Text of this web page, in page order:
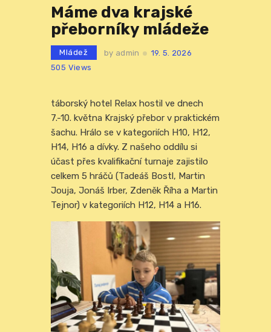
Máme dva krajské
přeborníky mládeže
Mládež by admin
19. 5. 2026
505 Views
táborský hotel Relax hostil ve dnech
7.-10. května Krajský přebor v praktickém
šachu. Hrálo se v kategoriích H10, H12,
H14, H16 a dívky. Z našeho oddílu si
účast přes kvalifikační turnaje zajistilo
celkem 5 hráčů (Tadeáš Bostl, Martin
Jouja, Jonáš Irber, Zdeněk Říha a Martin
Tejnor) v kategoriích H12, H14 a H16.